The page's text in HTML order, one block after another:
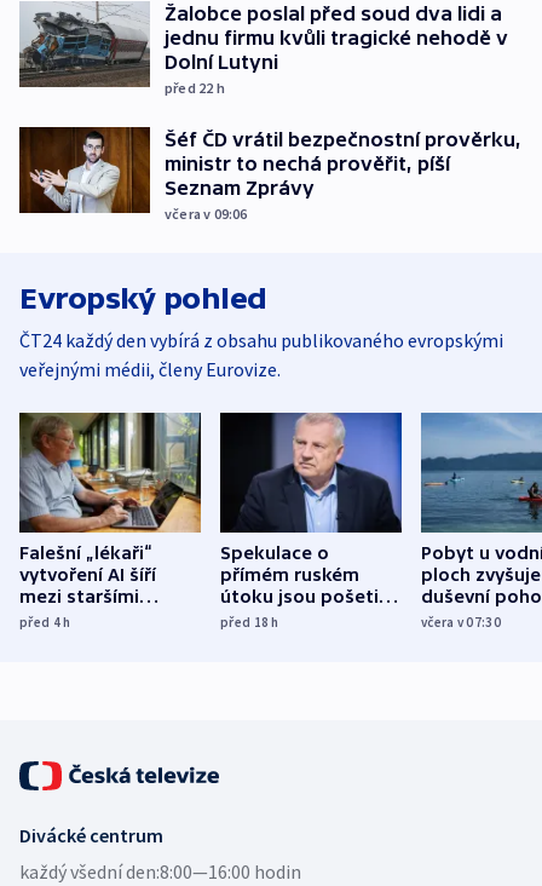
Žalobce poslal před soud dva lidi a
jednu firmu kvůli tragické nehodě v
Dolní Lutyni
před 22 h
Šéf ČD vrátil bezpečnostní prověrku,
ministr to nechá prověřit, píší
Seznam Zprávy
včera v 09:06
Evropský pohled
ČT24 každý den vybírá z obsahu publikovaného evropskými
veřejnými médii, členy Eurovize.
Falešní „lékaři“
vytvoření AI šíří
mezi staršími
Poláky nebezpečné
před 4h
Spekulace o
přímém ruském
útoku jsou pošetilé,
míní estonský
před 18h
Pobyt u
ploch zvyšuje
duševní
ukázala
včera v 07:30
Divácké centrum
každý všední den:8:00—16:00 hodin